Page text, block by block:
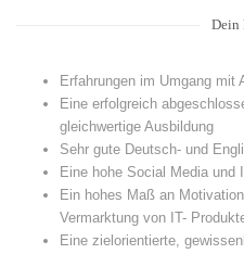
Dein
Erfahrungen im Umgang mit
Eine erfolgreich
gleichwertige Ausbildung
Sehr gute Deutsch- und
Eine hohe Social Media und
Ein hohes Maß an
Vermarktung von IT-
Eine zielorientierte,